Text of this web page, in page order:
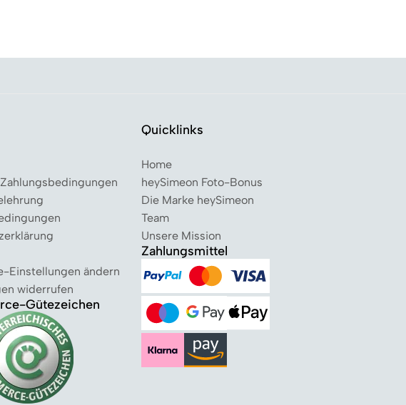
Einstellungen ändern
widerrufen
Gütezeichen
Quicklinks
Home
heySimeon Foto-Bonus
Die Marke heySimeon
Team
Unsere Mission
Zahlungsmittel